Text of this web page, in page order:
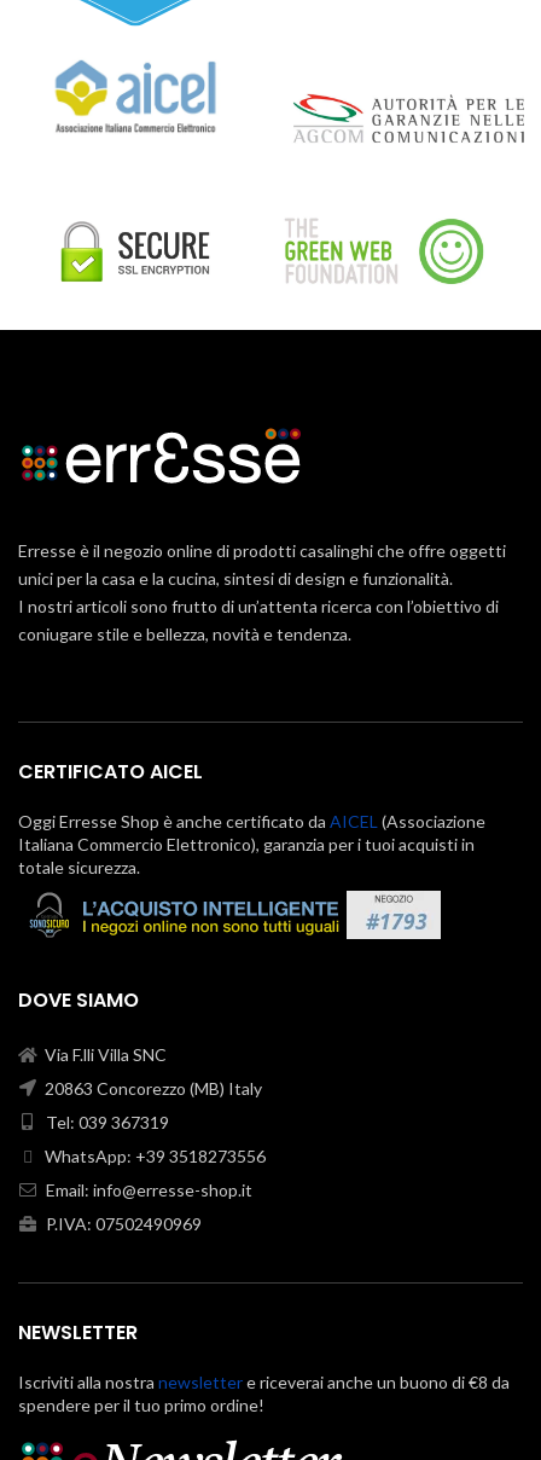
Erresse è il negozio online di prodotti casalinghi che offre oggetti
unici per la casa e la cucina, sintesi di design e funzionalità.
I nostri articoli sono frutto di un’attenta ricerca con l’obiettivo di
coniugare stile e bellezza, novità e tendenza.
CERTIFICATO AICEL
Oggi Erresse Shop è anche certificato da AICEL (Associazione
Italiana Commercio Elettronico), garanzia per i tuoi acquisti in
totale sicurezza.
DOVE SIAMO
Via F.lli Villa SNC
20863 Concorezzo (MB) Italy
Tel: 039 367319
WhatsApp: +39 3518273556
Email: info@erresse-shop.it
P.IVA: 07502490969
NEWSLETTER
Iscriviti alla nostra newslettere riceverai anche un buono di €8 da
spendere per il tuo primo ordine!